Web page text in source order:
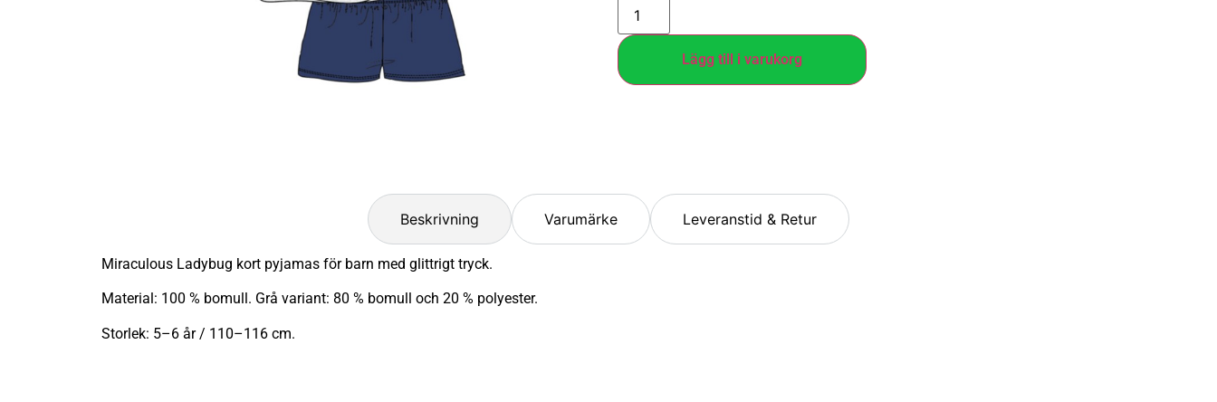
Lägg till i varukorg
Beskrivning Varumärke Leveranstid & Retur
Miraculous Ladybug kort pyjamas för barn med glittrigt tryck.
Material: 100 % bomull. Grå variant: 80 % bomull och 20 % polyester.
Storlek: 5–6 år / 110–116 cm.